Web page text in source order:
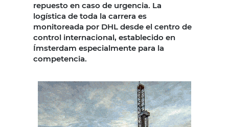
repuesto en caso de urgencia. La
logística de toda la carrera es
monitoreada por DHL desde el centro de
control internacional, establecido en
Ímsterdam especialmente para la
competencia.